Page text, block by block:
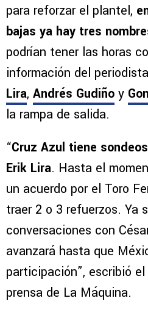
para reforzar el plantel,
bajas ya hay tres
podrían tener las horas
información del
Lira, Andrés Gudiño y
la rampa de salida.
“Cruz Azul tiene
Erik Lira. Hasta el
un acuerdo por el Toro
traer 2 o 3 refuerzos. Ya
conversaciones con
avanzará hasta que
participación”, escribió
prensa de La Máquina.